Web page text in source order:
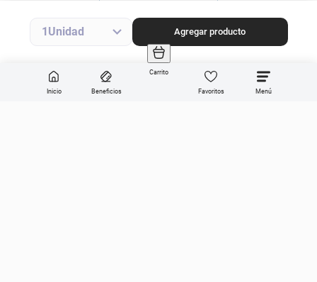
Inicio Beneficios
Carrito
Favoritos
1 Agregar producto
Agregar producto